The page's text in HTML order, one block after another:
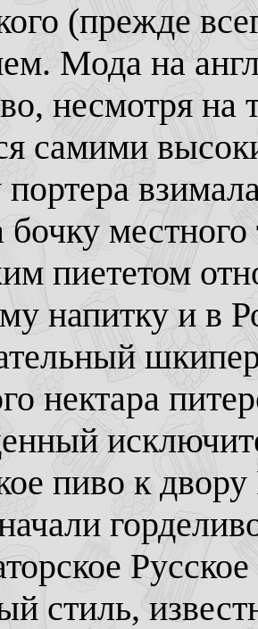
(прежде
Мода на
несмотря на
самими
портера
бочку
пиететом
напитку и в
нектара
пиво к
стиль,